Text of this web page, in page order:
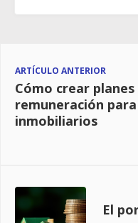
ARTÍCULO ANTERIOR
Cómo crear planes
remuneración
inmobiliarios
El